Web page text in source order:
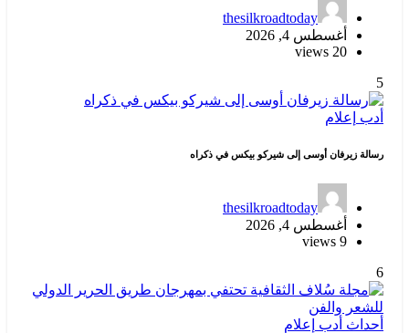
thesilkroadtoday
أغسطس 4, 2026
20 views
5
أدب إعلام
رسالة زيرفان أوسى إلى شيركو بيكس في ذكراه
thesilkroadtoday
أغسطس 4, 2026
9 views
6
أحداث أدب إعلام